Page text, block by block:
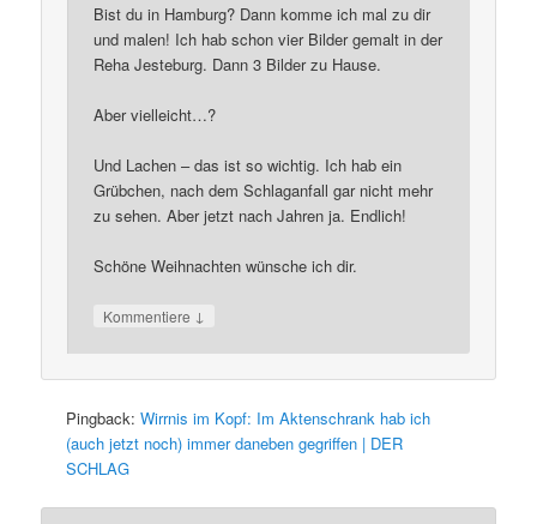
Bist du in Hamburg? Dann komme ich mal zu dir
und malen! Ich hab schon vier Bilder gemalt in der
Reha Jesteburg. Dann 3 Bilder zu Hause.
Aber vielleicht…?
Und Lachen – das ist so wichtig. Ich hab ein
Grübchen, nach dem Schlaganfall gar nicht mehr
zu sehen. Aber jetzt nach Jahren ja. Endlich!
Schöne Weihnachten wünsche ich dir.
Kommentiere ↓
Pingback:Wirrnis im Kopf: Im Aktenschrank hab ich
(auch jetzt noch) immer daneben gegriffen | DER
SCHLAG